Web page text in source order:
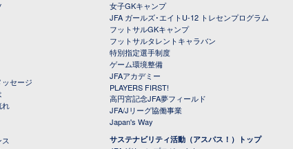
セージ
れ
女子GKキャンプ
JFA ガールズ･エイトU-12 トレセンプログラム
フットサルGKキャンプ
フットサルタレントキャラバン
特別指定選手制度
ゲーム環境整備
JFAアカデミー
PLAYERS FIRST!
高円宮記念JFA夢フィールド
JFA/Jリーグ協働事業
Japan's Way
サステナビリティ活動（アスパス！）トップ